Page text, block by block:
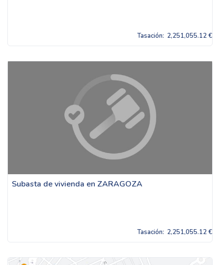
Tasación: 2,251,055.12 €
Subasta de vivienda en ZARAGOZA
Tasación: 2,251,055.12 €